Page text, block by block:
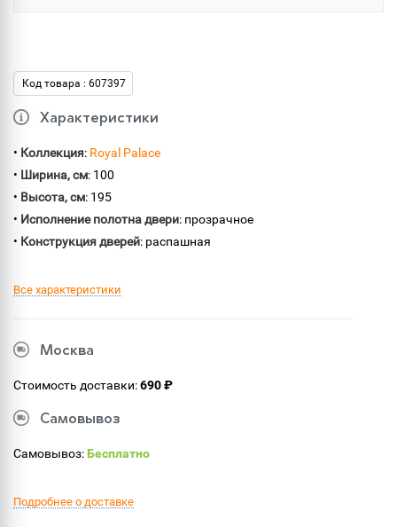
Код товара : 607397
Характеристики
• Коллекция: Royal Palace
• Ширина, см: 100
• Высота, см: 195
• Исполнение полотна двери: прозрачное
• Конструкция дверей: распашная
Все характеристики
Москва
Стоимость доставки:690 ₽
Самовывоз
Самовывоз:Бесплатно
Подробнее о доставке